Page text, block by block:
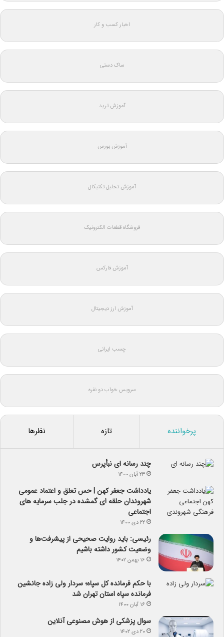
اخبار کسب و کار
ساک دستی
آموزش ترید
آموزش بورس
آموزش تحلیل تکنیکال
فروشگاه قطعات الکترونیک
آموزش فارکس
آموزش ارز دیجیتال
چسب ایرانی
سرویس خواب دو نفره
پرخواننده تازه نظرها
چند رسانه ای نبأپرس
۲۳ آبان ۱۴۰۰
یادداشت جعفر کهن | حس تعلق و اعتماد عمومی
شهروندان حلقه ای گمشده در جلب سرمایه های
اجتماعی
۲۲ دی ۱۴۰۰
رئیسی: باید روایت صحیحی از پیشرفت‌ها و
وضعیت کشور داشته باشیم
۱۶ بهمن ۱۴۰۲
با حکم فرمانده کل سپاه؛ سردار ولی زاده جانشین
فرمانده سپاه استان تهران شد
۱۶ آبان ۱۴۰۰
سوال پزشکی از هوش مصنوعی آنلاین
۲۰ دی ۱۴۰۲